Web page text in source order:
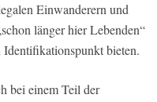
Einwanderern und
länger hier Lebenden“
bieten.
bei einem Teil der